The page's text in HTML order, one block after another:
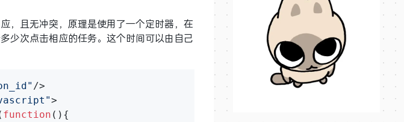
，且无冲突，原理是使用了一个定时器，在
少次点击相应的任务。这个时间可以由自己
/>
>
function ( ){